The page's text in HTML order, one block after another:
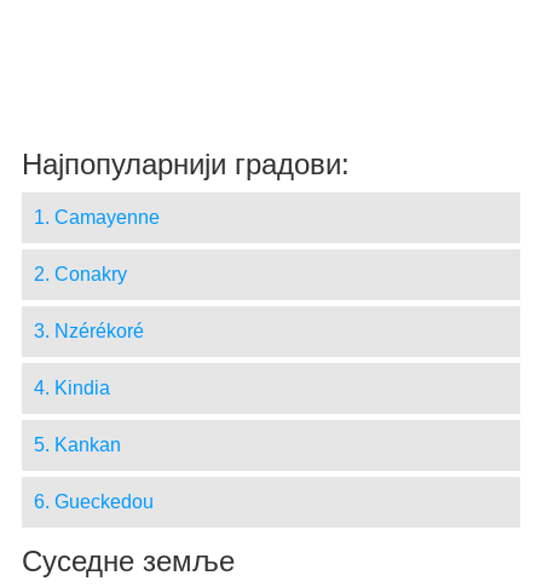
Најпопуларнији градови:
1. Camayenne
2. Conakry
3. Nzérékoré
4. Kindia
5. Kankan
6. Gueckedou
Суседне земље